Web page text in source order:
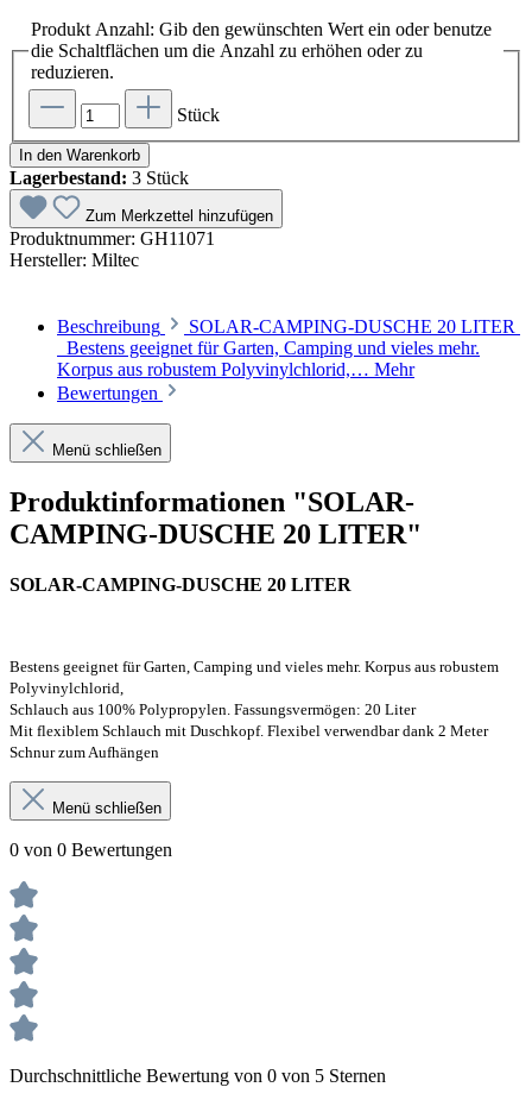
Produkt Anzahl: Gib den gewünschten Wert ein oder benutze
die Schaltflächen um die Anzahl zu erhöhen oder zu
reduzieren.
Stück
In den Warenkorb
Lagerbestand: 3 Stück
Zum Merkzettel hinzufügen
Produktnummer: GH11071
Hersteller: Miltec
Beschreibung
SOLAR-CAMPING-DUSCHE 20 LITER
Bestens geeignet für Garten, Camping und vieles mehr.
Korpus aus robustem Polyvinylchlorid,… Mehr
Bewertungen
Menü schließen
Produktinformationen "SOLAR-
CAMPING-DUSCHE 20 LITER"
SOLAR-CAMPING-DUSCHE 20 LITER
Bestens geeignet für Garten, Camping und vieles mehr. Korpus aus robustem
Polyvinylchlorid,
Schlauch aus 100% Polypropylen. Fassungsvermögen: 20 Liter
Mit flexiblem Schlauch mit Duschkopf. Flexibel verwendbar dank 2 Meter
Schnur zum Aufhängen
Menü schließen
0 von 0 Bewertungen
Durchschnittliche Bewertung von 0 von 5 Sternen